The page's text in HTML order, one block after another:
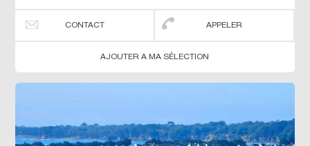
CONTACT APPELER
AJOUTER A MA SÉLECTION